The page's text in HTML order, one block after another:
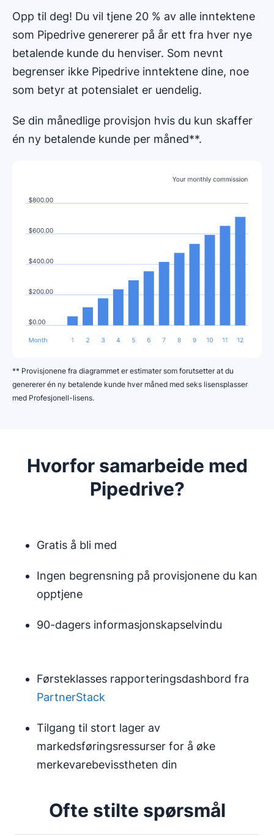
Opp til deg! Du vil tjene 20 % av alle inntektene
som Pipedrive genererer på år ett fra hver nye
betalende kunde du henviser. Som nevnt
begrenser ikke Pipedrive inntektene dine, noe
som betyr at potensialet er uendelig.
Se din månedlige provisjon hvis du kun skaffer
én ny betalende kunde per måned**.
** Provisjonene fra diagrammet er estimater som forutsetter at du
genererer én ny betalende kunde hver måned med seks lisensplasser
med Profesjonell-lisens.
Hvorfor samarbeide med
Pipedrive?
Gratis å bli med
Ingen begrensning på provisjonene du kan
opptjene
90-dagers informasjonskapselvindu
Førsteklasses rapporteringsdashbord fra
PartnerStack
Tilgang til stort lager av
markedsføringsressurser for å øke
merkevarebevisstheten din
Ofte stilte spørsmål